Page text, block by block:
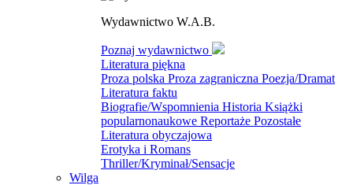
Wydawnictwo W.A.B.
Poznaj wydawnictwo
Literatura piękna
Proza polska Proza zagraniczna Poezja/Dramat
Literatura faktu
Biografie/Wspomnienia Historia Książki
popularnonaukowe Reportaże Pozostałe
Literatura obyczajowa
Erotyka i Romans
Thriller/Kryminał/Sensacje
Wilga